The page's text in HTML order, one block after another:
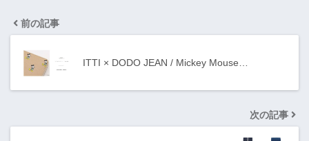
前の記事
ITTI × DODO JEAN / Mickey Mouse…
次の記事